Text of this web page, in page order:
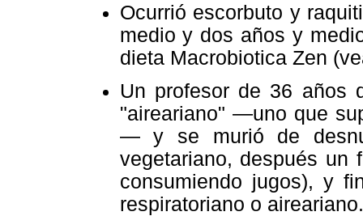
Ocurrió escorbuto y
medio y dos años y
dieta Macrobiotica Zen
Un profesor de 36 años
"aireariano" —uno que
— y se murió de
vegetariano, después un
consumiendo jugos), y
respiratoriano o